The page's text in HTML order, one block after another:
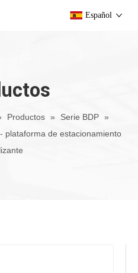
Español
Productos » Serie BDP »
plataforma de estacionamiento